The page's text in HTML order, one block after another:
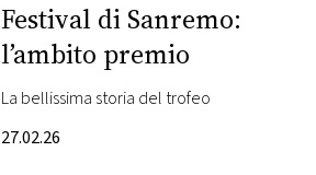
Festival di Sanremo:
l’ambito premio
La bellissima storia del trofeo
27.02.26